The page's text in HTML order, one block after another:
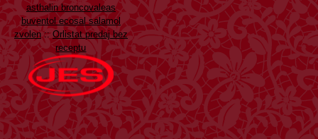
asthalin broncovaleas
buventol ecosal salamol
zvolen:: Orlistat predaj bez
receptu